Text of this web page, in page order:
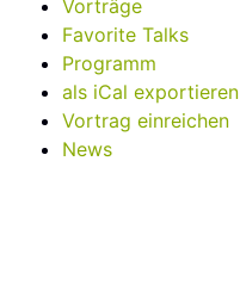
Vorträge
Favorite Talks
Programm
als iCal exportieren
Vortrag einreichen
News